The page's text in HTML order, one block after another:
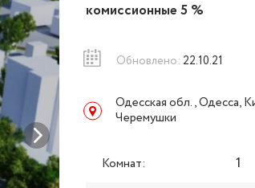
комиссионные 5 %
Обновлено: 22.10.21
Одесская обл., Одесса,
Черемушки
Комнат: 1